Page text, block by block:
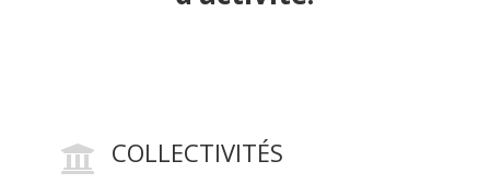
 COLLECTIVITÉS